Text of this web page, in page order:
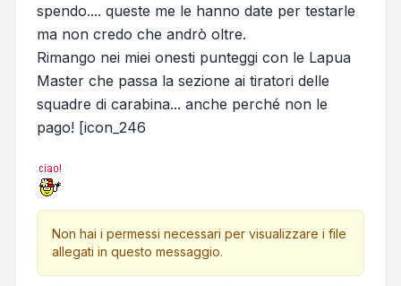
spendo.... queste me le hanno date per testarle
ma non credo che andrò oltre.
Rimango nei miei onesti punteggi con le Lapua
Master che passa la sezione ai tiratori delle
squadre di carabina... anche perché non le
pago! [icon_246
Non hai i permessi necessari per visualizzare i file
allegati in questo messaggio.